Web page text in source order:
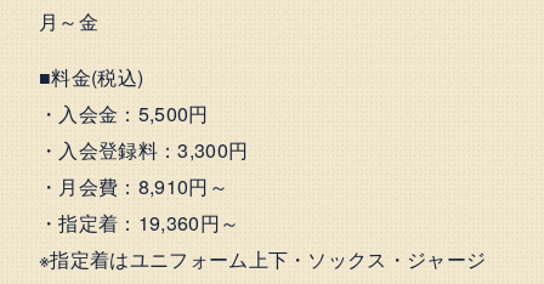
月～金
■料金(税込)
・入会金：5,500円
・入会登録料：3,300円
・月会費：8,910円～
・指定着：19,360円～
※指定着はユニフォーム上下・ソックス・ジャージ